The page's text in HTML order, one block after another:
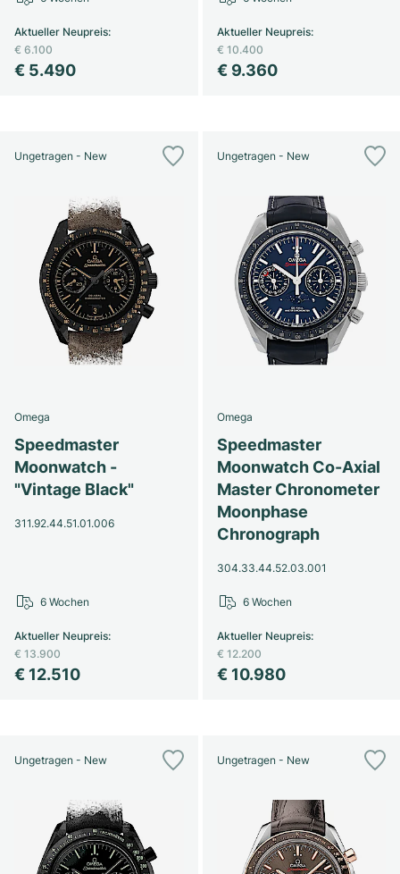
€ 5.490
Aktueller Neupreis:
€ 6.100
€ 9.360
Aktueller Neupreis:
€ 10.400
Ungetragen - New
Omega
Speedmaster
Moonwatch -
"Vintage Black"
311.92.44.51.01.006
€ 12.510
Aktueller Neupreis:
€ 13.900
6 Wochen
Ungetragen - New
Omega
Speedmaster
Moonwatch Co-Axial
Master Chronometer
Moonphase
Chronograph
304.33.44.52.03.001
€ 10.980
Aktueller Neupreis:
€ 12.200
6 Wochen
Ungetragen - New Ungetragen - New